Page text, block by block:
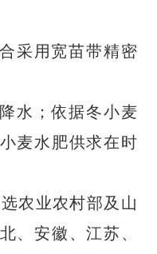
采用宽苗带精密
水；依据冬小麦
麦水肥供求在时
农业农村部及山
、安徽、江苏、